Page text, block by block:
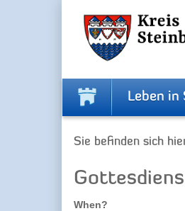
Leben in
Sie befinden sich
When?